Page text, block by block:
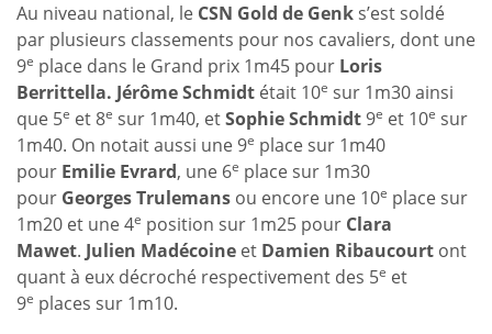
Au niveau national, le CSN Gold de Genk s’est soldé
par plusieurs classements pour nos cavaliers, dont une
9e place dans le Grand prix 1m45 pour Loris
Berrittella. Jérôme Schmidt était 10e sur 1m30 ainsi
que 5e et 8e sur 1m40, etSophie Schmidt 9e et 10e sur
1m40. On notait aussi une 9e place sur 1m40
pour Emilie Evrard, une 6e place sur 1m30
pour Georges Trulemans ou encore une 10e place sur
1m20 et une 4e position sur 1m25 pour Clara
Mawet. Julien Madécoine et Damien Ribaucourt ont
quant à eux décroché respectivement des 5e et
9e places sur 1m10.